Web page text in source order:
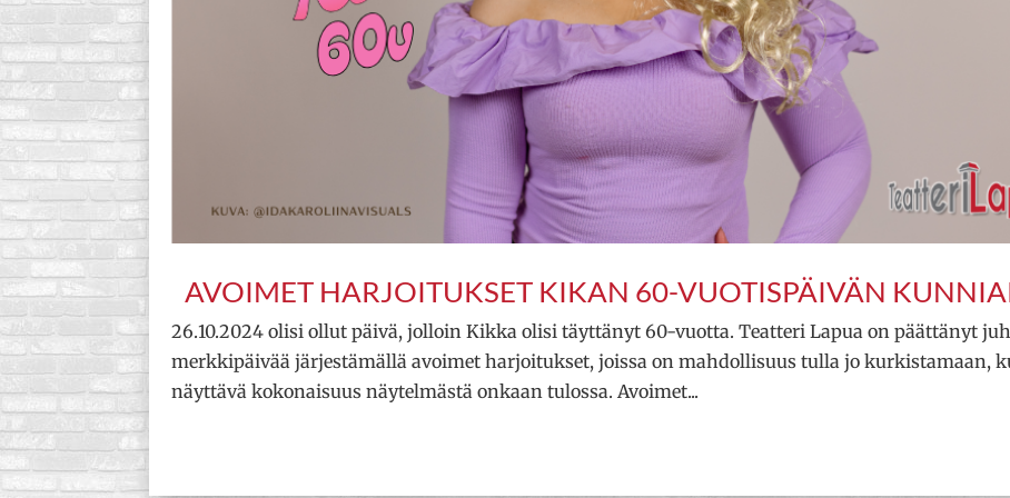
AVOIMET HARJOITUKSET KIKAN 60-VUOTISPÄIVÄN
26.10.2024 olisi ollut päivä, jolloin Kikka olisi täyttänyt 60-vuotta. Teatteri Lapua on päättänyt
merkkipäivää järjestämällä avoimet harjoitukset, joissa on mahdollisuus tulla jo kurkistamaan,
näyttävä kokonaisuus näytelmästä onkaan tulossa. Avoimet...